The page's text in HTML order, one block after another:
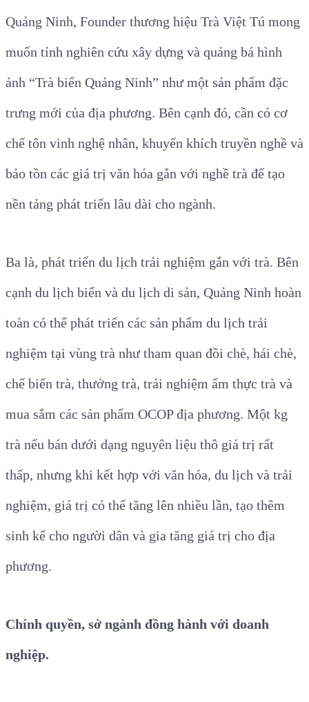
Quảng Ninh, Founder thương hiệu Trà Việt Tú mong
muốn tỉnh nghiên cứu xây dựng và quảng bá hình
ảnh “Trà biển Quảng Ninh” như một sản phẩm đặc
trưng mới của địa phương. Bên cạnh đó, cần có cơ
chế tôn vinh nghệ nhân, khuyến khích truyền nghề và
bảo tồn các giá trị văn hóa gắn với nghề trà để tạo
nền tảng phát triển lâu dài cho ngành.
Ba là, phát triển du lịch trải nghiệm gắn với trà. Bên
cạnh du lịch biển và du lịch di sản, Quảng Ninh hoàn
toàn có thể phát triển các sản phẩm du lịch trải
nghiệm tại vùng trà như tham quan đồi chè, hái chè,
chế biến trà, thưởng trà, trải nghiệm ẩm thực trà và
mua sắm các sản phẩm OCOP địa phương. Một kg
trà nếu bán dưới dạng nguyên liệu thô giá trị rất
thấp, nhưng khi kết hợp với văn hóa, du lịch và trải
nghiệm, giá trị có thể tăng lên nhiều lần, tạo thêm
sinh kế cho người dân và gia tăng giá trị cho địa
phương.
Chính quyền, sở ngành đồng hành với doanh
nghiệp.